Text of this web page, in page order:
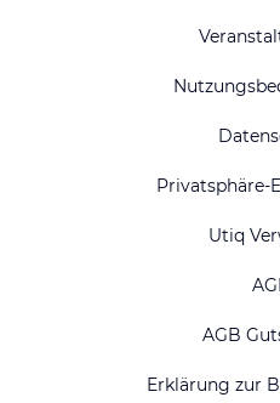
Privatsphäre-
Utiq
AGB
Erklärung zur